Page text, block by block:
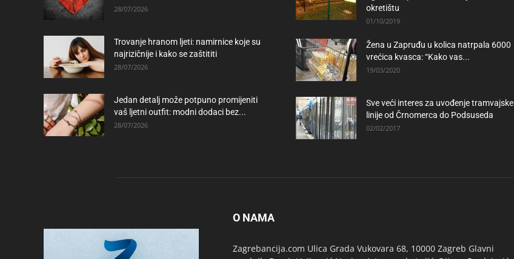
28/07/2026
Trovanje hranom ljeti: namirnice koje su
najrizičnije i kako se zaštititi
28/07/2026
Jedan detalj može potpuno promijeniti
vaš ljetni outfit: modni dodaci bez...
28/07/2026
okretištu
01/10/2019
Žena u Zapruđu u kolica natrpala 6000
vrećica kvasca: “Kako vas...
19/03/2020
Sve veći interes za uvođenje tramvajske
linije od Črnomerca do Podsuseda
02/02/2017
O NAMA
Zagrebancija.com Ulica Grada Vukovara 68, 10000 Zagreb Glavni